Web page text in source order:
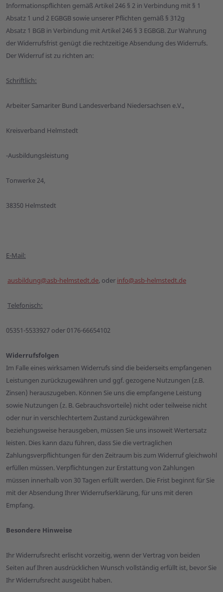
Informationspflichten gemäß Artikel 246 § 2 in Verbindung mit § 1
Absatz 1 und 2 EGBGB sowie unserer Pflichten gemäß § 312g
Absatz 1 BGB in Verbindung mit Artikel 246 § 3 EGBGB. Zur Wahrung
der Widerrufsfrist genügt die rechtzeitige Absendung des Widerrufs.
Der Widerruf ist zu richten an:
Schriftlich:
Arbeiter Samariter Bund Landesverband Niedersachsen e.V.,
Kreisverband Helmstedt
-Ausbildungsleistung
Tonwerke 24,
38350 Helmstedt
E-Mail:
ausbildung@asb-helmstedt.de, oder info@asb-helmstedt.de
Telefonisch:
05351-5533927 oder 0176-66654102
Widerrufsfolgen
Im Falle eines wirksamen Widerrufs sind die beiderseits empfangenen
Leistungen zurückzugewähren und ggf. gezogene Nutzungen (z.B.
Zinsen) herauszugeben. Können Sie uns die empfangene Leistung
sowie Nutzungen (z. B. Gebrauchsvorteile) nicht oder teilweise nicht
oder nur in verschlechtertem Zustand zurückgewähren
beziehungsweise herausgeben, müssen Sie uns insoweit Wertersatz
leisten. Dies kann dazu führen, dass Sie die vertraglichen
Zahlungsverpflichtungen für den Zeitraum bis zum Widerruf gleichwohl
erfüllen müssen. Verpflichtungen zur Erstattung von Zahlungen
müssen innerhalb von 30 Tagen erfüllt werden. Die Frist beginnt für Sie
mit der Absendung Ihrer Widerrufserklärung, für uns mit deren
Empfang.
Besondere Hinweise
Ihr Widerrufsrecht erlischt vorzeitig, wenn der Vertrag von beiden
Seiten auf Ihren ausdrücklichen Wunsch vollständig erfüllt ist, bevor Sie
Ihr Widerrufsrecht ausgeübt haben.